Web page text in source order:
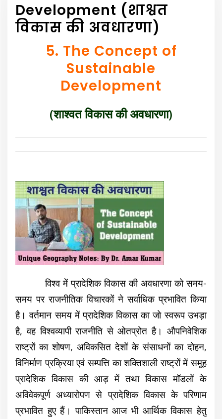
Development (शाश्वत
विकास की अवधारणा)
5. The Concept of
Sustainable
Development
(शाश्वत विकास की अवधारणा)
विश्व में प्रादेशिक विकास की अवधारणा को समय-
समय पर राजनीतिक विचारकों ने सर्वाधिक प्रभावित किया
है। वर्तमान समय में प्रादेशिक विकास का जो स्वरूप उभड़ा
है, वह विश्वव्यापी राजनीति से ओतप्रोत है। औपनिवेशिक
राष्ट्रों का शोषण, अविकसित देशों के संसाधनों का दोहन,
विनिर्माण प्रक्रिया एवं सम्पत्ति का शक्तिशाली राष्ट्रों में समूह
प्रादेशिक विकास की आड़ में तथा विकास मॉडलों के
अविवेकपूर्ण अध्यारोपण से प्रादेशिक विकास के परिणाम
प्रभावित हुए हैं। पाकिस्तान आज भी आर्थिक विकास हेतु